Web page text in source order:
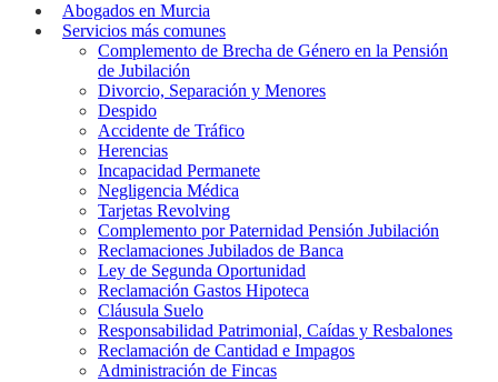
Abogados en Murcia
Servicios más comunes
Complemento de Brecha de Género en la Pensión
de Jubilación
Divorcio, Separación y Menores
Despido
Accidente de Tráfico
Herencias
Incapacidad Permanete
Negligencia Médica
Tarjetas Revolving
Complemento por Paternidad Pensión Jubilación
Reclamaciones Jubilados de Banca
Ley de Segunda Oportunidad
Reclamación Gastos Hipoteca
Cláusula Suelo
Responsabilidad Patrimonial, Caídas y Resbalones
Reclamación de Cantidad e Impagos
Administración de Fincas